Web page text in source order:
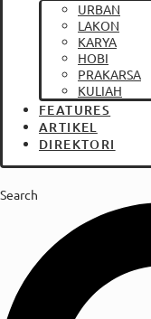
URBAN
LAKON
KARYA
HOBI
PRAKARSA
KULIAH
FEATURES
ARTIKEL
DIREKTORI
Search